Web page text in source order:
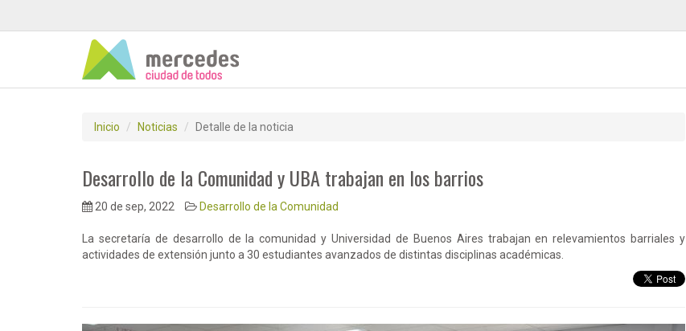
Inicio Noticias Detalle de la noticia
Desarrollo de la Comunidad y UBA trabajan en los barrios
20 de sep, 2022 Desarrollo de la Comunidad
La secretaría de desarrollo de la comunidad y Universidad de Buenos Aires trabajan en relevamientos barriales y
actividades de extensión junto a 30 estudiantes avanzados de distintas disciplinas académicas.